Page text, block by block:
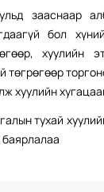
зааснаар
бол
хуулийн
төгрөгөөр
хуулийн
тухай